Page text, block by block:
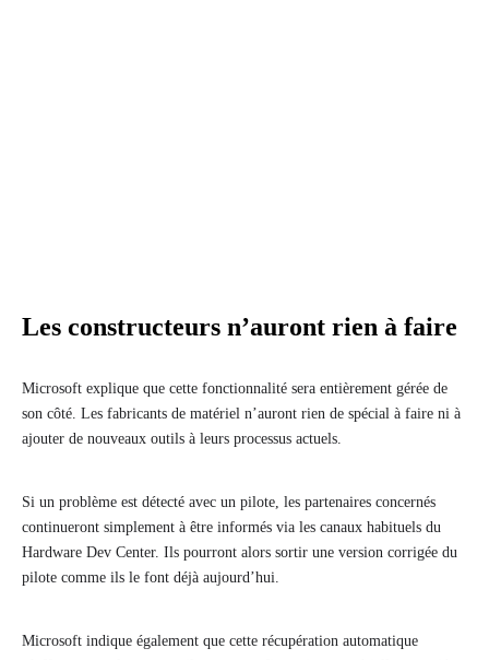
Les constructeurs n’auront rien à faire
Microsoft explique que cette fonctionnalité sera entièrement gérée de
son côté. Les fabricants de matériel n’auront rien de spécial à faire ni à
ajouter de nouveaux outils à leurs processus actuels.
Si un problème est détecté avec un pilote, les partenaires concernés
continueront simplement à être informés via les canaux habituels du
Hardware Dev Center. Ils pourront alors sortir une version corrigée du
pilote comme ils le font déjà aujourd’hui.
Microsoft indique également que cette récupération automatique